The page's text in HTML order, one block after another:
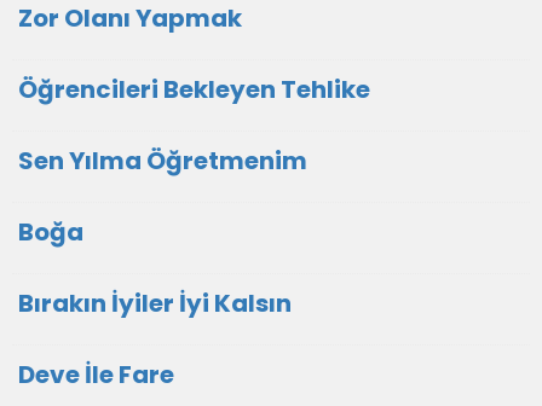
Zor Olanı Yapmak
Öğrencileri Bekleyen Tehlike
Sen Yılma Öğretmenim
Boğa
Bırakın İyiler İyi Kalsın
Deve İle Fare